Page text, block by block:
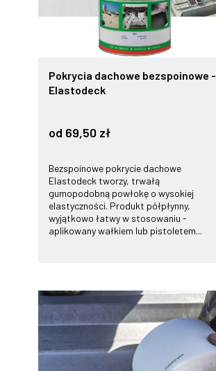
Pokrycia dachowe bezspoinowe -
Elastodeck
od 69,50 zł
Bezspoinowe pokrycie dachowe
Elastodeck tworzy, trwałą
gumopodobną powłokę o wysokiej
elastyczności. Produkt półpłynny,
wyjątkowo łatwy w stosowaniu -
aplikowany wałkiem lub pistoletem...